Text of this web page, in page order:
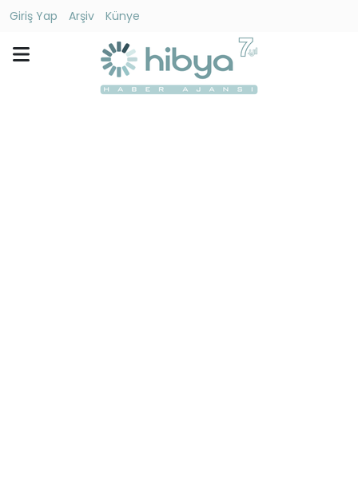
Giriş Yap Arşiv
Künye